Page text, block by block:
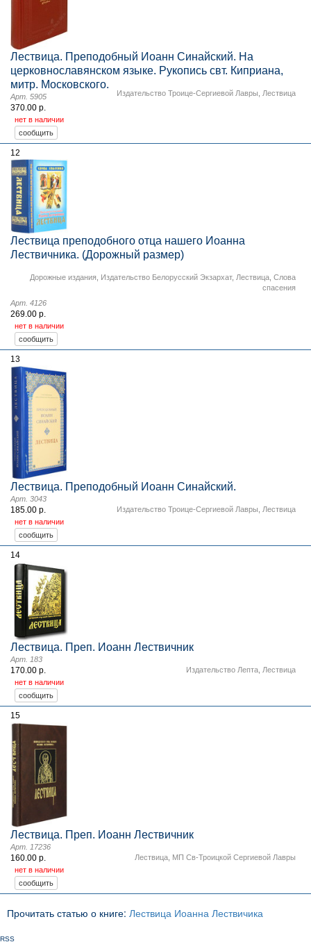
Лествица. Преподобный Иоанн Синайский. На
церковнославянском языке. Рукопись свт. Киприана,
митр. Московского.
Издательство Троице-Сергиевой Лавры Лествица
Арт. 5905
370.00 р.
нет в наличии
12
Лествица преподобного отца нашего Иоанна
Лествичника. (Дорожный размер)
Дорожные издания Издательство Белорусский Экзархат, Лествица Слова
спасения
Арт. 4126
269.00 р.
нет в наличии
13
Лествица. Преподобный Иоанн Синайский.
Издательство Троице-Сергиевой Лавры Лествица
Арт. 3043
185.00 р.
нет в наличии
14
Лествица. Преп. Иоанн Лествичник
Издательство Лепта Лествица
Арт. 183
170.00 р.
нет в наличии
15
Лествица. Преп. Иоанн Лествичник
Лествица МП Св-Троицкой Сергиевой Лавры
Арт. 17236
160.00 р.
нет в наличии
Прочитать статью о книге: Лествица Иоанна Лествичика
RSS